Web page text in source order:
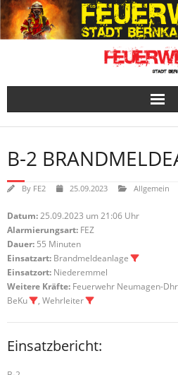
Skip
to
content
B-2
By FE2 25.09.2023 Allgemein
Datum:25.09.2023 um 21:06 Uhr
Alarmierungsart: FEZ
Dauer: 55 Minuten
Einsatzart: Brandmeldeanlage
Einsatzort: Niederemmel
Weitere Kräfte: Feuerwehr Neumagen-
BeKu
, Wehrleiter
Einsatzbericht: